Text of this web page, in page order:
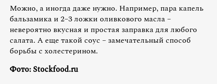
Можно, а иногда даже нужно. Например, пара капель
бальзамика и 2–3 ложки оливкового масла –
невероятно вкусная и простая заправка для любого
салата. А еще такой соус – замечательный способ
борьбы с холестерином.
Фото: Stockfood.ru